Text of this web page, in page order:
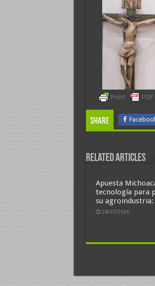
Share
Related Articles
Apuesta
tecnología para
su agroindustria:
28/07/2026